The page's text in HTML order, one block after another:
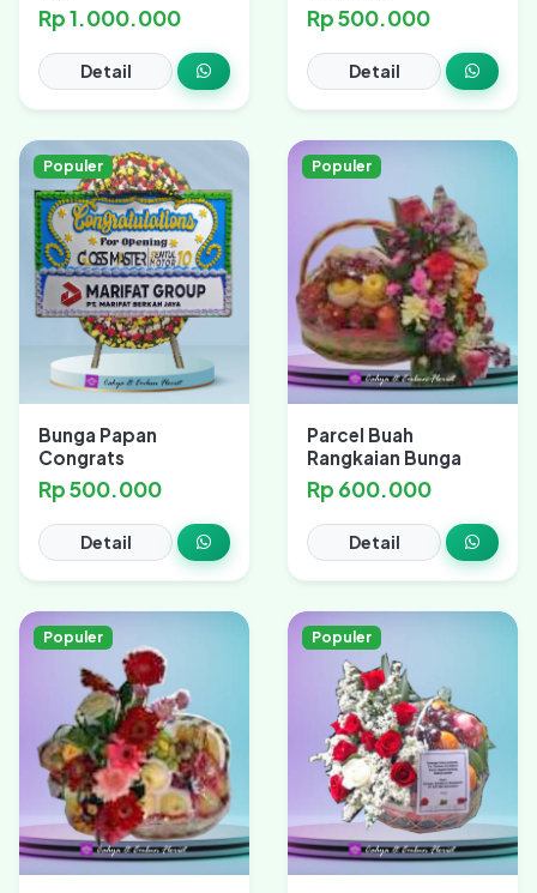
Rp 1.000.000
Detail
Rp 500.000
Detail
Populer
Bunga Papan
Congrats
Rp 500.000
Detail
Populer
Parcel Buah
Rangkaian Bunga
Rp 600.000
Detail
Populer Populer